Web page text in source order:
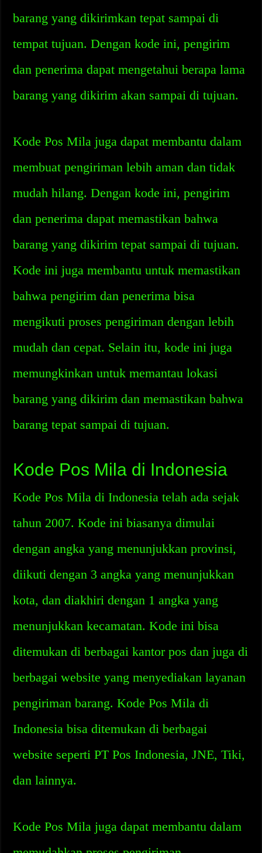
barang yang dikirimkan tepat sampai di
tempat tujuan. Dengan kode ini, pengirim
dan penerima dapat mengetahui berapa lama
barang yang dikirim akan sampai di tujuan.
Kode Pos Mila juga dapat membantu dalam
membuat pengiriman lebih aman dan tidak
mudah hilang. Dengan kode ini, pengirim
dan penerima dapat memastikan bahwa
barang yang dikirim tepat sampai di tujuan.
Kode ini juga membantu untuk memastikan
bahwa pengirim dan penerima bisa
mengikuti proses pengiriman dengan lebih
mudah dan cepat. Selain itu, kode ini juga
memungkinkan untuk memantau lokasi
barang yang dikirim dan memastikan bahwa
barang tepat sampai di tujuan.
Kode Pos Mila di Indonesia
Kode Pos Mila di Indonesia telah ada sejak
tahun 2007. Kode ini biasanya dimulai
dengan angka yang menunjukkan provinsi,
diikuti dengan 3 angka yang menunjukkan
kota, dan diakhiri dengan 1 angka yang
menunjukkan kecamatan. Kode ini bisa
ditemukan di berbagai kantor pos dan juga di
berbagai website yang menyediakan layanan
pengiriman barang. Kode Pos Mila di
Indonesia bisa ditemukan di berbagai
website seperti PT Pos Indonesia, JNE, Tiki,
dan lainnya.
Kode Pos Mila juga dapat membantu dalam